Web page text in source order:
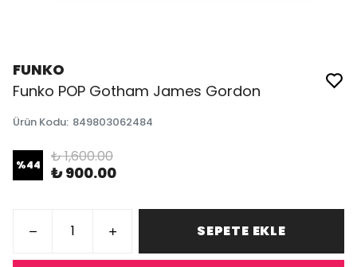
FUNKO
Funko POP Gotham James Gordon
Ürün Kodu: 849803062484
%44 ₺ 1,600.00
₺ 900.00
SEPETE EKLE